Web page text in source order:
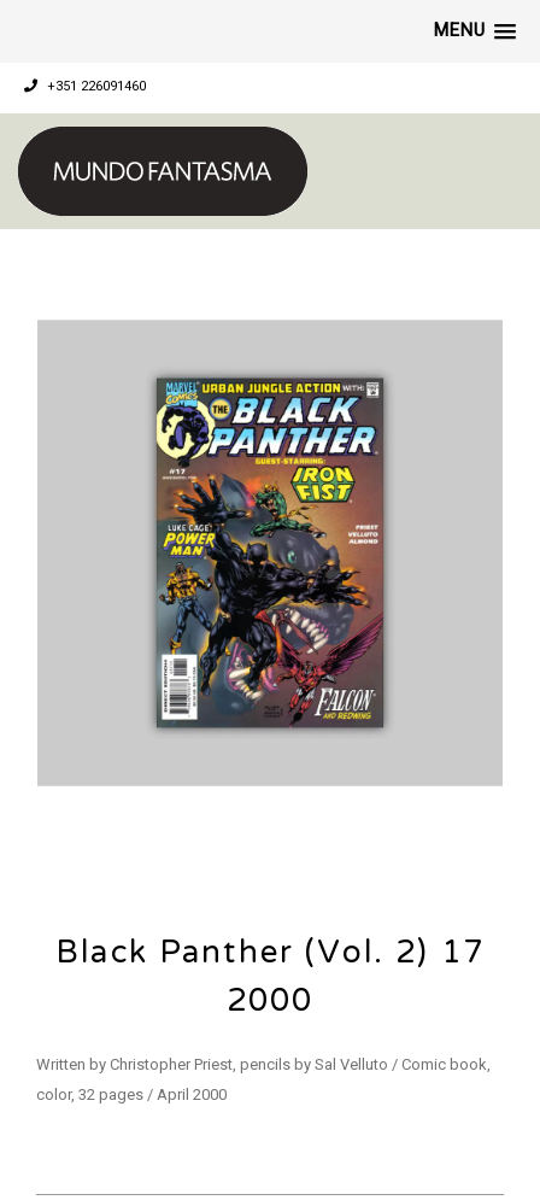
MENU
+351 226091460
Black Panther (Vol. 2) 17
2000
Written by Christopher Priest, pencils by Sal Velluto / Comic book,
color, 32 pages / April 2000